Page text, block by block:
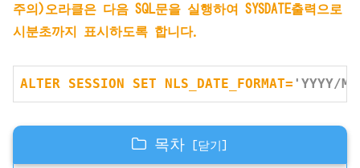
주의)오라클은 다음 SQL문을 실행하여 SYSDATE출력으로
시분초까지 표시하도록 합니다.
ALTER SESSION SET NLS_DATE_FORMAT= 'YYYY/
목차